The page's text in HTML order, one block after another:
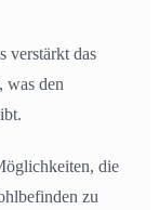
verstärkt das
was den
die
zu